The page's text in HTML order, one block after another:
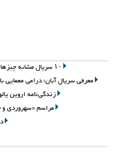
۱۰ سریال مشابه چیزهای عجیب که ارزش تماشا دارند
معرفی سریال آبان؛ درامی معمایی
زندگی‌نامه اروین
مراسم «سهروردی و